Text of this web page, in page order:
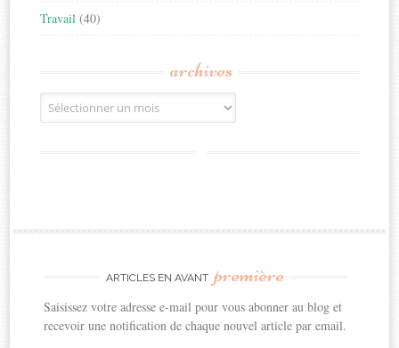
Travail (40)
archives
Archives
ARTICLES EN AVANT première
Saisissez votre adresse e-mail pour vous abonner au blog et
recevoir une notification de chaque nouvel article par email.